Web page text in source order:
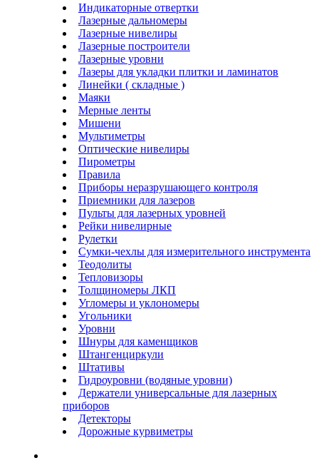
Индикаторные отвертки
Лазерные дальномеры
Лазерные нивелиры
Лазерные построители
Лазерные уровни
Лазеры для укладки плитки и ламинатов
Линейки ( складные )
Маяки
Мерные ленты
Мишени
Мультиметры
Оптические нивелиры
Пирометры
Правила
Приборы неразрушающего контроля
Приемники для лазеров
Пульты для лазерных уровней
Рейки нивелирные
Рулетки
Сумки-чехлы для измерительного инструмента
Теодолиты
Тепловизоры
Толщиномеры ЛКП
Угломеры и уклономеры
Угольники
Уровни
Шнуры для каменщиков
Штангенциркули
Штативы
Гидроуровни (водяные уровни)
Держатели универсальные для лазерных
приборов
Детекторы
Дорожные курвиметры